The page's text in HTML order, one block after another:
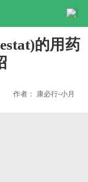
的用药
作者： 康必行-小月